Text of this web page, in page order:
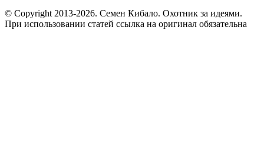
© Copyright 2013-2026. Семен Кибало. Охотник за идеями.
При использовании статей ссылка на оригинал обязательна